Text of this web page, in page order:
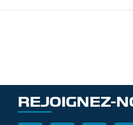
REJOIGNEZ-